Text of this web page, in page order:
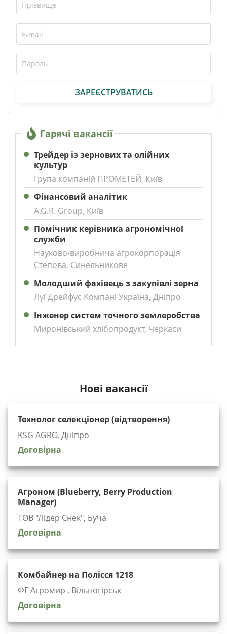
ЗАРЕЄСТРУВАТИСЬ
Гарячі вакансії
Трейдер із зернових та олійних
культур
Група компаній ПРОМЕТЕЙ, Київ
Фінансовий аналітик
A.G.R. Group, Київ
Помічник керівника агрономічної
служби
Науково-виробнича агрокорпорація
Степова, Синельникове
Молодший фахівець з закупівлі зерна
Луї Дрейфус Компані Україна, Дніпро
Інженер систем точного землеробства
Миронівський хлібопродукт, Черкаси
Нові вакансії
Технолог селекціонер (відтворення)
KSG AGRO, Дніпро
Договірна
Агроном (Blueberry, Berry Production
Manager)
ТОВ "Лідер Снек", Буча
Договірна
Комбайнер на Полісся 1218
ФГ Агромир , Вільногірськ
Договірна